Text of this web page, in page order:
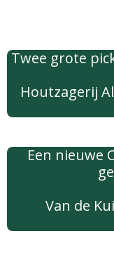
Twee grote
Houtzagerij
Een nieuwe
Van de